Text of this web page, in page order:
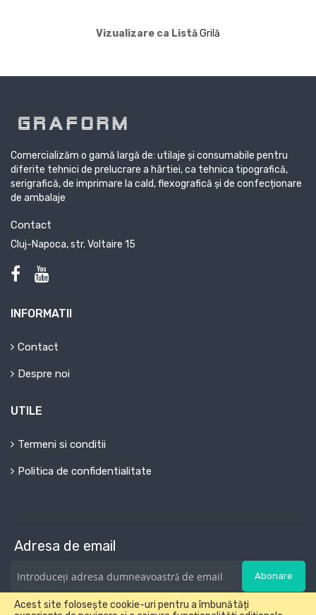
Acest site folosește cookie-uri pentru a îmbunătăți
Vizualizare ca ListăGrilă
Comercializăm o gamă largă de: utilaje și consumabile pentru
diferite tehnici de prelucrare a hârtiei, ca tehnica tipografică,
serigrafică, de imprimare la cald, flexografică și de confecționare
de ambalaje
Contact
Cluj-Napoca, str. Voltaire 15
INFORMATII
Contact
Despre noi
UTILE
Termeni si conditii
Politica de confidentialitate
Adresa de email
Abonare